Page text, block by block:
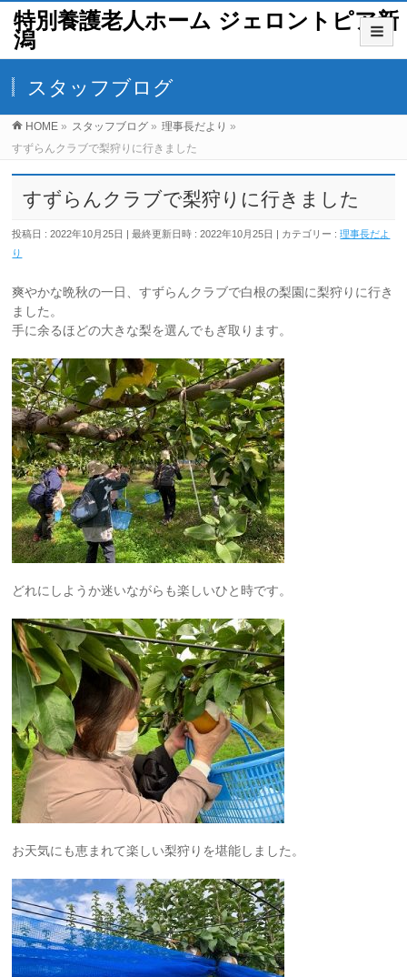
特別養護老人ホーム ジェロントピア新
潟
スタッフブログ
HOME » スタッフブログ » 理事長だより »
すずらんクラブで梨狩りに行きました
すずらんクラブで梨狩りに行きました
投稿日 : 2022年10月25日 最終更新日時 : 2022年10月25日 カテゴリー :理事長だよ
り
爽やかな晩秋の一日、すずらんクラブで白根の梨園に梨狩りに行き
ました。
手に余るほどの大きな梨を選んでもぎ取ります。
どれにしようか迷いながらも楽しいひと時です。
お天気にも恵まれて楽しい梨狩りを堪能しました。